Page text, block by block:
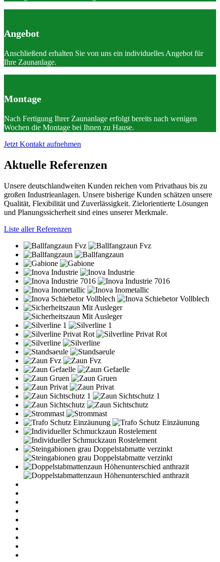
Angebot
Anschließend erhalten Sie von uns ein individuelles Angebot für
Ihre Zaunanlage.
Montage
Nach Fertigung Ihrer Zaunanlage erfolgt bereits nach wenigen
Wochen die Montage bei Ihnen zu Hause.
Jetzt Kontakt aufnehmen
Aktuelle Referenzen
Unsere deutschlandweiten Kunden reichen vom Privathaus bis zu
großen Industrieanlagen. Unsere bisherige Kunden schätzen unsere
Qualität, Flexibilität und Zuverlässigkeit. Zielorientierte Lösungen
und Planungssicherheit sind eines unserer Merkmale.
Liste aller Referenzen